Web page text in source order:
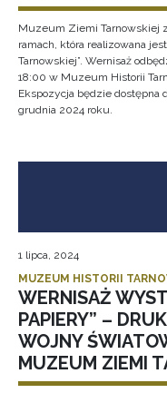
Muzeum Ziemi Tarnowskiej
ramach, która realizowana
Tarnowskiej”. Wernisaż
18:00 w Muzeum Historii
Ekspozycja będzie dostępna
grudnia 2024 roku.
1 lipca, 2024
MUZEUM HISTORII
WERNISAŻ
PAPIERY” –
WOJNY
MUZEUM ZIEMI